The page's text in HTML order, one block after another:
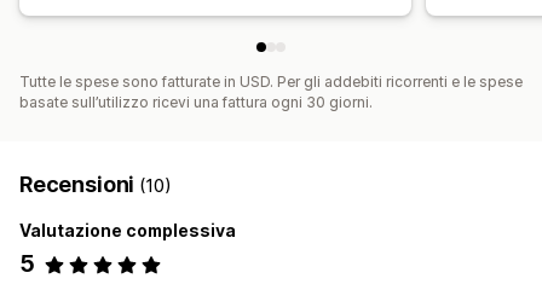
Tutte le spese sono fatturate in USD. Per gli addebiti ricorrenti e le spese
basate sull’utilizzo ricevi una fattura ogni 30 giorni.
Recensioni (10)
Valutazione complessiva
5